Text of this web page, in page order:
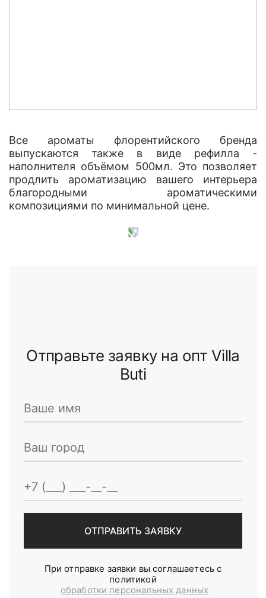
Все ароматы флорентийского бренда
выпускаются также в виде рефилла -
наполнителя объёмом 500мл. Это позволяет
продлить ароматизацию вашего интерьера
благородными ароматическими
композициями по минимальной цене.
Отправьте заявку на опт Villa
Buti
При отправке заявки вы соглашаетесь с
политикой
обработки персональных данных